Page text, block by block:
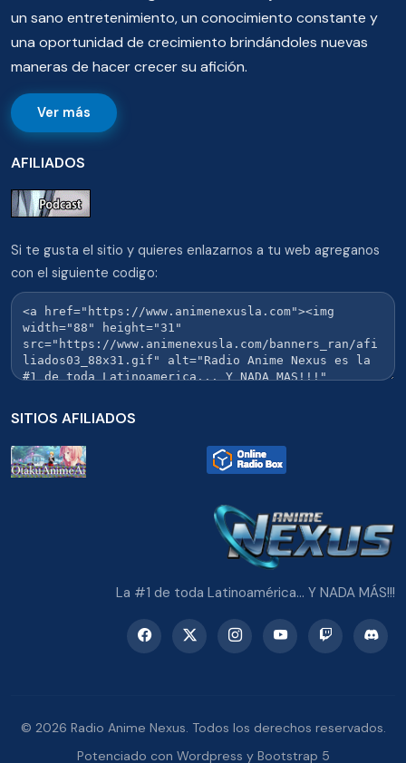
un sano entretenimiento, un conocimiento constante y
una oportunidad de crecimiento brindándoles nuevas
maneras de hacer crecer su afición.
Ver más
AFILIADOS
Si te gusta el sitio y quieres enlazarnos a tu web agreganos
con el siguiente codigo:
SITIOS AFILIADOS
La #1 de toda Latinoamérica... Y NADA MÁS!!!
© 2026 Radio Anime Nexus. Todos los derechos reservados.
Potenciado con Wordpress y Bootstrap 5